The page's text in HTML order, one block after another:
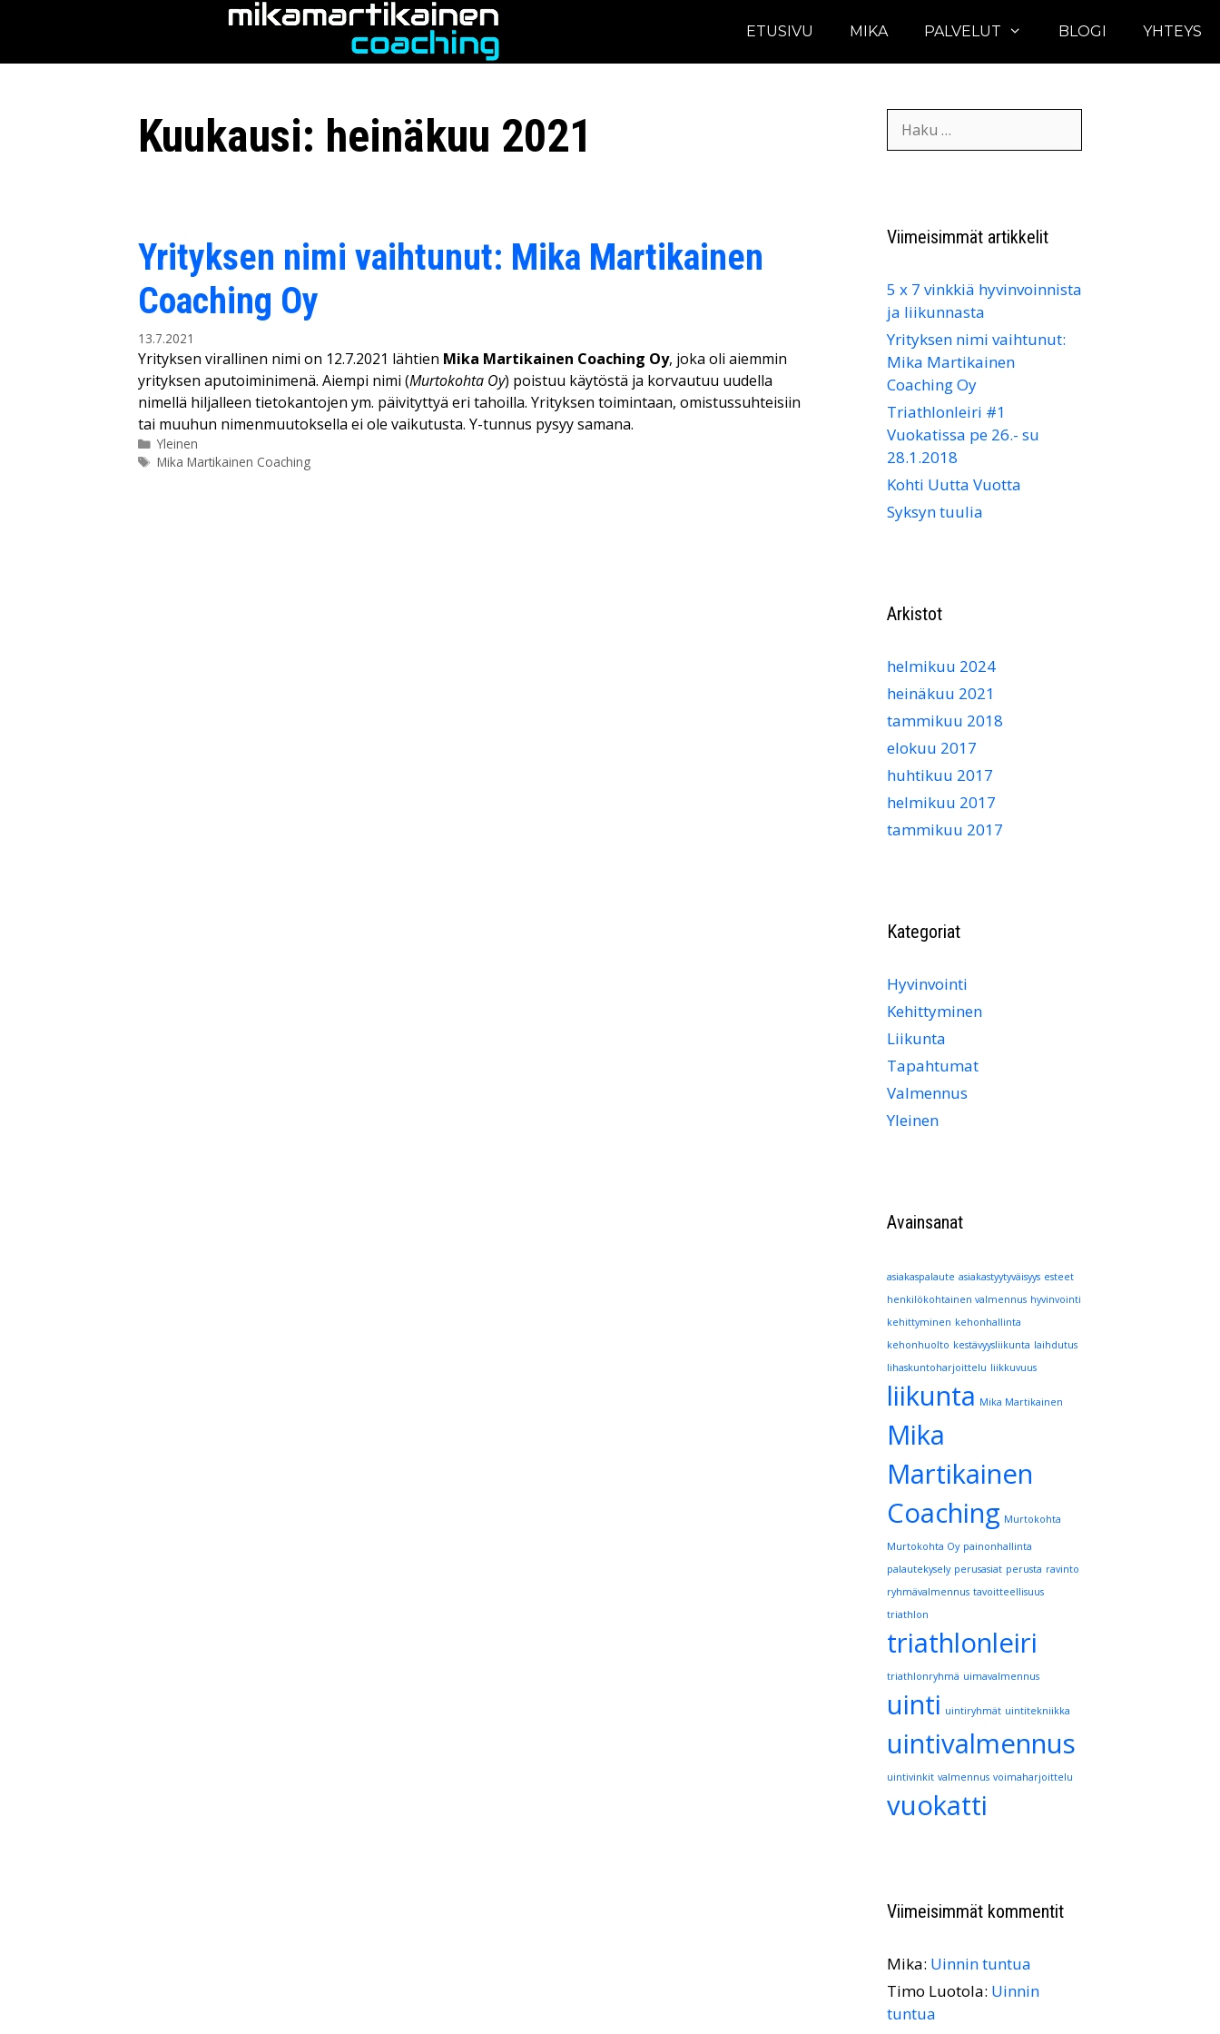
ETUSIVU MIKA PALVELUT BLOGI YHTEYS
Kuukausi: heinäkuu 2021
Yrityksen nimi vaihtunut: Mika Martikainen
Coaching Oy
13.7.2021
Yrityksen virallinen nimi on 12.7.2021 lähtien Mika Martikainen Coaching Oy, joka oli aiemmin
yrityksen aputoiminimenä. Aiempi nimi (Murtokohta Oy) poistuu käytöstä ja korvautuu uudella
nimellä hiljalleen tietokantojen ym. päivityttyä eri tahoilla. Yrityksen toimintaan, omistussuhteisiin
tai muuhun nimenmuutoksella ei ole vaikutusta. Y-tunnus pysyy samana.
Kategoriat
Yleinen
Avainsanat
Mika Martikainen Coaching
Haku:
Viimeisimmät artikkelit
5 x 7 vinkkiä hyvinvoinnista
ja liikunnasta
Yrityksen nimi vaihtunut:
Mika Martikainen
Coaching Oy
Triathlonleiri #1
Vuokatissa pe 26.- su
28.1.2018
Kohti Uutta Vuotta
Syksyn tuulia
Arkistot
helmikuu 2024
heinäkuu 2021
tammikuu 2018
elokuu 2017
huhtikuu 2017
helmikuu 2017
tammikuu 2017
Kategoriat
Hyvinvointi
Kehittyminen
Liikunta
Tapahtumat
Valmennus
Yleinen
Avainsanat
asiakaspalaute asiakastyytyväisyys esteet
henkilökohtainen valmennus hyvinvointi
kehittyminen kehonhallinta
kehonhuolto kestävyysliikunta laihdutus
lihaskuntoharjoittelu liikkuvuus
liikunta Mika Martikainen
Mika
Martikainen
Coaching Murtokohta
Murtokohta Oy painonhallinta
palautekysely perusasiat perusta ravinto
ryhmävalmennus tavoitteellisuus
triathlon
triathlonleiri
triathlonryhmä uimavalmennus
uinti uintiryhmät uintitekniikka
uintivalmennus
uintivinkit valmennus voimaharjoittelu
vuokatti
Viimeisimmät kommentit
Mika: Uinnin tuntua
Timo Luotola: Uinnin
tuntua